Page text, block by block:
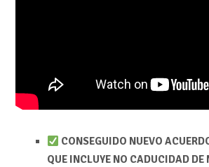
CONSEGUIDO NUEVO
QUE INCLUYE NO CADUCIDAD DE